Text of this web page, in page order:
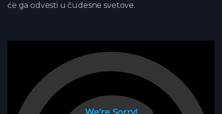
će ga odvesti u čudesne svetove.